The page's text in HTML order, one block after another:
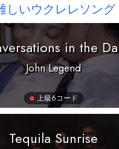
しいウクレレソング
in the
John Legend
上級6コード
Tequila Sunrise